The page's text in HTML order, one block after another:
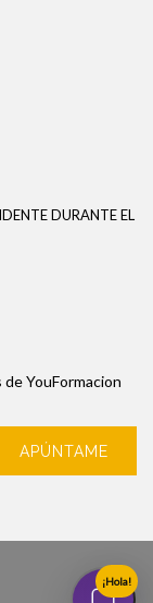
DURANTE EL
YouFormacion
APÚNTAME
¡Hola!